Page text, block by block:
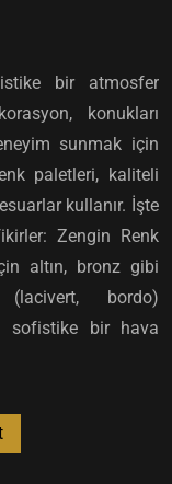
bir atmosfer
konukları
sunmak için
paletleri, kaliteli
kullanır. İşte
Zengin Renk
altın, bronz gibi
bordo)
sofistike bir hava